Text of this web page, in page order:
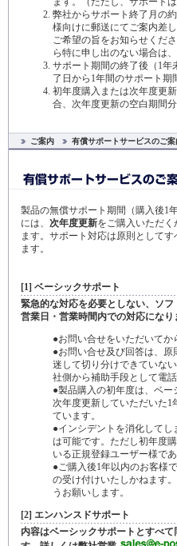
弊社からサポート終了月の
様向けに郵送にてご案内差
ご希望の旨をお知らせくだ
ら特に申し出のない場合は
サポート期間の終了後（1年
了日から1年間のサポート
初年度購入または次年度更
合、次年度更新の空白期間
ご案内 有償サポートサービスのご案
製品の無償サポート期間（購入後1
には、 次年度更新をご購入いただく
ます。サポート対応は原則としてす
ます。
[1] ベーシックサポート
緊急的な対応を必要としない、ソ
営業日・営業時間内での対応になり
●お問い合せをいただいて
●お問い合せ及び回答は、
迷して切り分けできていな
社側から補助手段として電
●製品購入の初年度は、ベ
次年度更新していただいた
ています。
●インシデントを消化して
は可能です。ただし初年度
いる正規登録ユーザー様で
●ご購入後1年以内のお客様
の受け付けいたしかねます
うお願いします。
[2] エンハンスドサポート
内容はベーシックサポートとすべ